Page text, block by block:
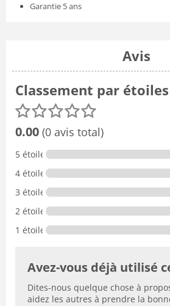
Garantie 5 ans
Avis
Classement par
0.00 (0 avis total)
5 étoiles
4 étoiles
3 étoiles
2 étoiles
1 étoile
Avez-vous déjà utilisé
Dites-nous quelque chose à
aidez les autres à prendre la